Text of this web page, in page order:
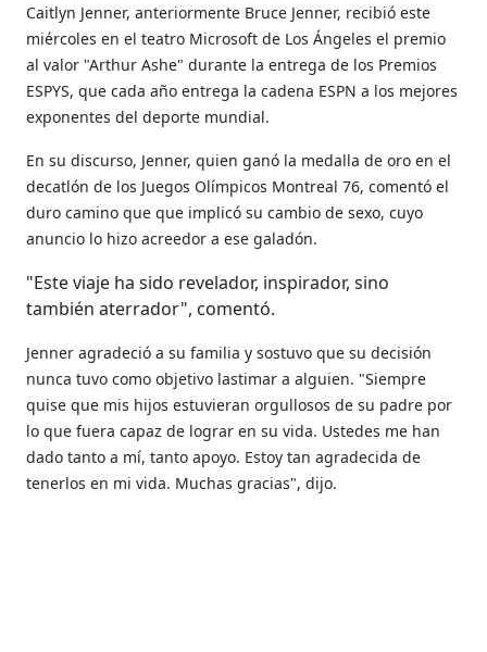
Caitlyn Jenner, anteriormente Bruce Jenner, recibió este
miércoles en el teatro Microsoft de Los Ángeles el premio
al valor "Arthur Ashe" durante la entrega de los Premios
ESPYS, que cada año entrega la cadena ESPN a los mejores
exponentes del deporte mundial.
En su discurso, Jenner, quien ganó la medalla de oro en el
decatlón de los Juegos Olímpicos Montreal 76, comentó el
duro camino que que implicó su cambio de sexo, cuyo
anuncio lo hizo acreedor a ese galadón.
"Este viaje ha sido revelador, inspirador, sino
también aterrador", comentó.
Jenner agradeció a su familia y sostuvo que su decisión
nunca tuvo como objetivo lastimar a alguien. "Siempre
quise que mis hijos estuvieran orgullosos de su padre por
lo que fuera capaz de lograr en su vida. Ustedes me han
dado tanto a mí, tanto apoyo. Estoy tan agradecida de
tenerlos en mi vida. Muchas gracias", dijo.